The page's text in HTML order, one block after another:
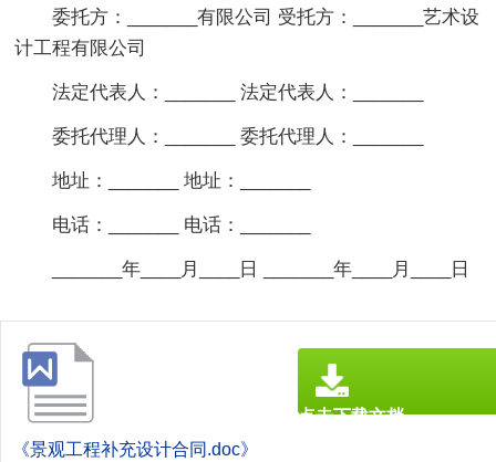
委托方：_______有限公司 受托方：_______艺术设
计工程有限公司
法定代表人：_______ 法定代表人：_______
委托代理人：_______ 委托代理人：_______
地址：_______ 地址：_______
电话：_______ 电话：_______
_______年____月____日 _______年____月____日
《景观工程补充设计合同.doc》
点击下载文档